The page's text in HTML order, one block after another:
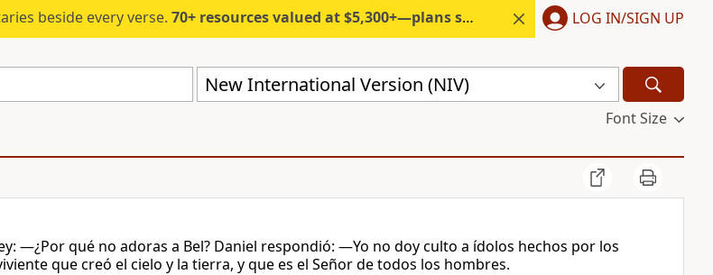
beside every verse. 70+ resources valued at $5,300+—plans start under $6/month. LOG IN/SIGN UP
New International Version (NIV)
Font Size
—¿Por qué no adoras a Bel? Daniel respondió: —Yo no doy culto a ídolos hechos por los
que creó el cielo y la tierra, y que es el Señor de todos los hombres.